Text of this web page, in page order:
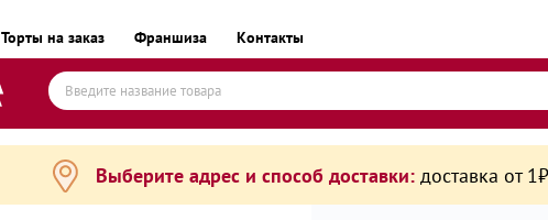
Торты на заказ Франшиза Контакты
Выберите адрес и способ доставки:доставка от